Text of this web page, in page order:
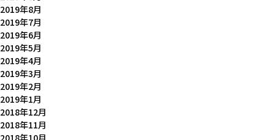
2019年8月
2019年7月
2019年6月
2019年5月
2019年4月
2019年3月
2019年2月
2019年1月
2018年12月
2018年11月